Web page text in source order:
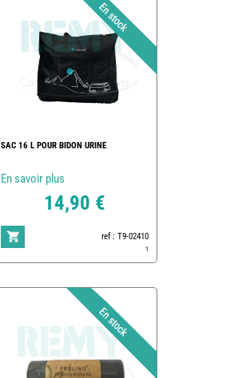
SAC 16 L POUR BIDON URINE
En savoir plus
14,90 €
ref : T9-02410
1